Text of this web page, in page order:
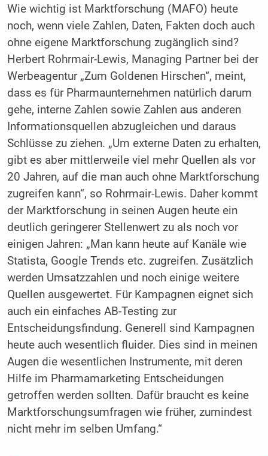
Wie wichtig ist Marktforschung (MAFO) heute
noch, wenn viele Zahlen, Daten, Fakten doch auch
ohne eigene Marktforschung zugänglich sind?
Herbert Rohrmair-Lewis, Managing Partner bei der
Werbeagentur „Zum Goldenen Hirschen“, meint,
dass es für Pharmaunternehmen natürlich darum
gehe, interne Zahlen sowie Zahlen aus anderen
Informationsquellen abzugleichen und daraus
Schlüsse zu ziehen. „Um externe Daten zu erhalten,
gibt es aber mittlerweile viel mehr Quellen als vor
20 Jahren, auf die man auch ohne Marktforschung
zugreifen kann“, so Rohrmair-Lewis. Daher kommt
der Marktforschung in seinen Augen heute ein
deutlich geringerer Stellenwert zu als noch vor
einigen Jahren: „Man kann heute auf Kanäle wie
Statista, Google Trends etc. zugreifen. Zusätzlich
werden Umsatzzahlen und noch einige weitere
Quellen ausgewertet. Für Kampagnen eignet sich
auch ein einfaches AB-Testing zur
Entscheidungsfindung. Generell sind Kampagnen
heute auch wesentlich fluider. Dies sind in meinen
Augen die wesentlichen Instrumente, mit deren
Hilfe im Pharmamarketing Entscheidungen
getroffen werden sollten. Dafür braucht es keine
Marktforschungsumfragen wie früher, zumindest
nicht mehr im selben Umfang.“